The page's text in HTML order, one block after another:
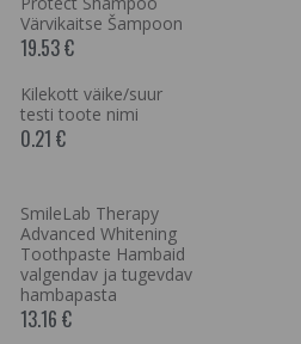
Värvikaitse Šampoon
19.53 €
Kilekott väike/suur
testi toote nimi
0.21 €
SmileLab Therapy
Advanced Whitening
Toothpaste Hambaid
valgendav ja tugevdav
hambapasta
13.16 €